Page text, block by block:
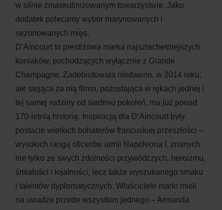
w silnie zmaskulinizowanym towarzystwie. Jako
dodatek polecamy wybór marynowanych i
sezonowanych mięs.
D’Aincourt to prestiżowa marka najszlachetniejszych
koniaków, pochodzących wyłącznie z Grande
Champagne. Zadebiutowała niedawno, w 2014 roku,
ale stojąca za nią firma, pozostająca w rękach jednej i
tej samej rodziny od siedmiu pokoleń, ma już ponad
170-letnią historię. Inspiracją dla D’Aincourt były
postacie wielkich bohaterów francuskiej przeszłości –
wysokich rangą oficerów armii Napoleona I, znanych
nie tylko ze swych zdolności przywódczych, heroizmu,
śmiałości i lojalności, lecz także wyszukanego smaku
i talentów dyplomatycznych. Właściciele marki mieli
na uwadze przede wszystkim jednego – Armanda